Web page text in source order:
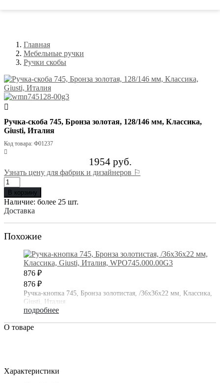
Главная
Мебельные ручки
Ручки скобы
Ручка-скоба 745, Бронза золотая, 128/146 мм, Классика,
Giusti, Италия
Код товара: Ф01237
1954 руб.
Узнать цену для фабрик и дизайнеров ⚐
В корзину
Наличие: более 25 шт.
Доставка
Похожие
876 ₽
876 ₽
Ручка-кнопка 745, Бронза золотистая, /36х36х22 мм, Классика,
Giusti, Италия
подробнее
О товаре
Характеристики